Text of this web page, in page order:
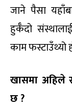
जाने पैसा
हुर्कँदो
काम फस्टाउँथ्यो
खासमा अहिले
छ ?